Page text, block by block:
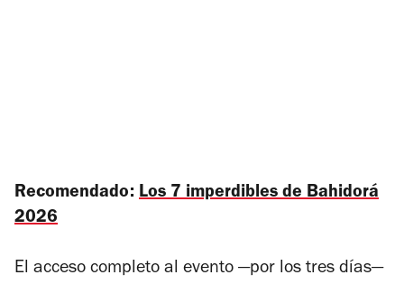
Recomendado: Los 7 imperdibles de Bahidorá
2026
El acceso completo al evento —por los tres días—